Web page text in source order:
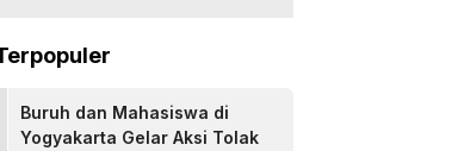
Buruh dan Mahasiswa di
Yogyakarta Gelar Aksi Tolak